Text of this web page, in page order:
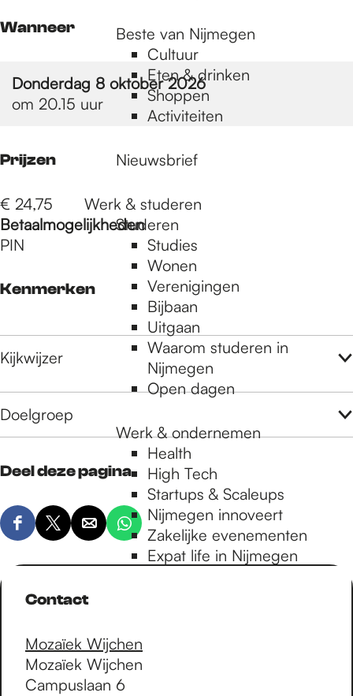
Beste van Nijmegen
Cultuur
Eten & drinken
Shoppen
Activiteiten
Nieuwsbrief
Werk & studeren
Studeren
Studies
Wonen
Verenigingen
Bijbaan
Uitgaan
Waarom studeren in
Nijmegen
Open dagen
Werk & ondernemen
Health
High Tech
Startups & Scaleups
Nijmegen innoveert
Zakelijke evenementen
Expat life in Nijmegen
Wanneer
Donderdag 8 oktober 2026
om 20.15 uur
Prijzen
€ 24,75
Betaalmogelijkheden
PIN
Kenmerken
Kijkwijzer
Doelgroep
Deel deze pagina
D
e
D
e
l
z
e
D
e
l
e
z
e
D
e
z
e
Contact
Mozaïek Wijchen
Mozaïek Wijchen
Campuslaan 6